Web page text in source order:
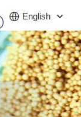
English